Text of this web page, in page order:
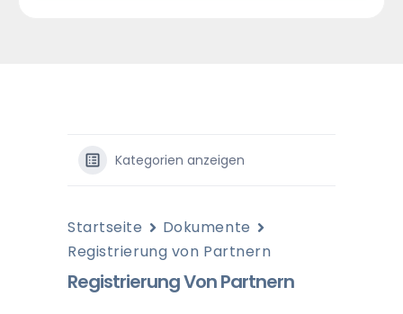
Kategorien anzeigen
Startseite
Dokumente
Registrierung von Partnern
Registrierung Von Partnern